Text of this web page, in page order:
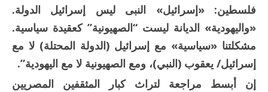
فلسطين: «إسرائيل» النبى ليس إسرائيل الدولة.
«واليهودية» الديانة ليست “الصهيونية” كعقيدة سياسية.
مشكلتنا «سياسية» مع إسرائيل (الدولة المحتلة) لا مع
إسرائيل/ يعقوب (النبي)، ومع الصهيونية لا مع اليهودية”.
إن أبسط مراجعة لتراث كبار المثقفين المصريين